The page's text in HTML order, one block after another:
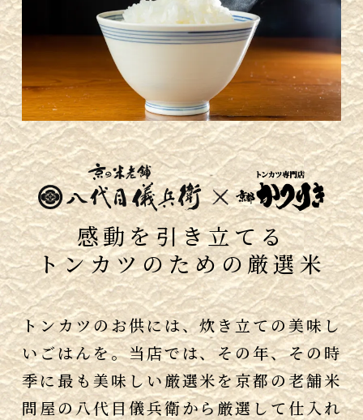
感動を引き立てる
トンカツのための厳選米
トンカツのお供には、炊き立ての美味し
いごはんを。当店では、その年、その時
季に最も美味しい厳選米を京都の老舗米
問屋の八代目儀兵衛から厳選して仕入れ